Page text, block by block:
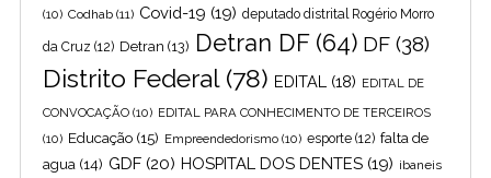
(10) Codhab (11) Covid-19 (19) deputado distrital Rogério Morro
da Cruz (12) Detran (13) Detran DF(64) DF (38)
Distrito Federal(78) EDITAL (18) EDITAL DE
CONVOCAÇÃO (10) EDITAL PARA CONHECIMENTO DE TERCEIROS
(10) Educação (15) Empreendedorismo (10) esporte (12) falta de
agua (14) GDF (20) HOSPITAL DOS DENTES (19) ibaneis